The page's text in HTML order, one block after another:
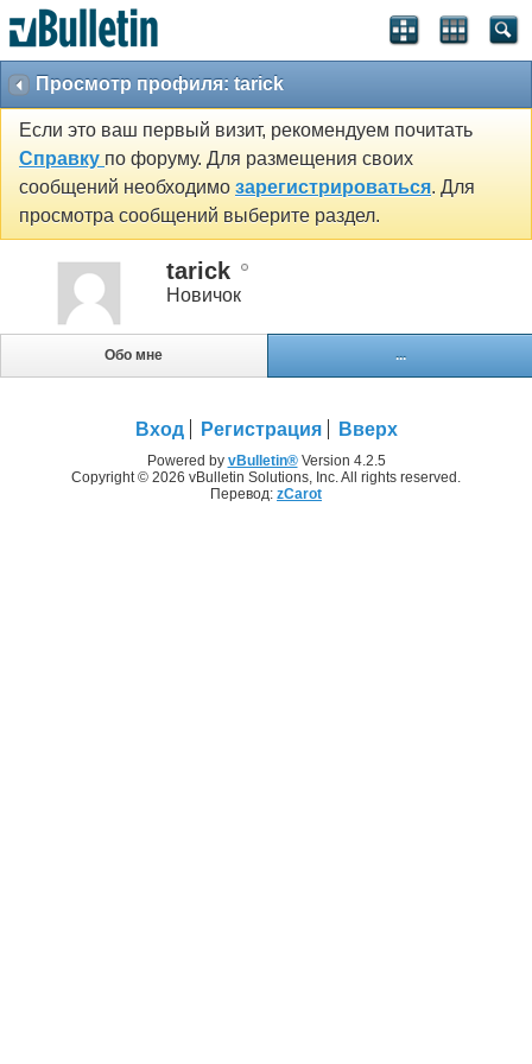
Просмотр профиля: tarick
Если это ваш первый визит, рекомендуем почитать
Справку по форуму. Для размещения своих
сообщений необходимо зарегистрироваться. Для
просмотра сообщений выберите раздел.
tarick
Новичок
Обо мне ...
Вход Регистрация Вверх
Powered by vBulletin®Version 4.2.5
Copyright © 2026 vBulletin Solutions, Inc. All rights reserved.
Перевод: zCarot